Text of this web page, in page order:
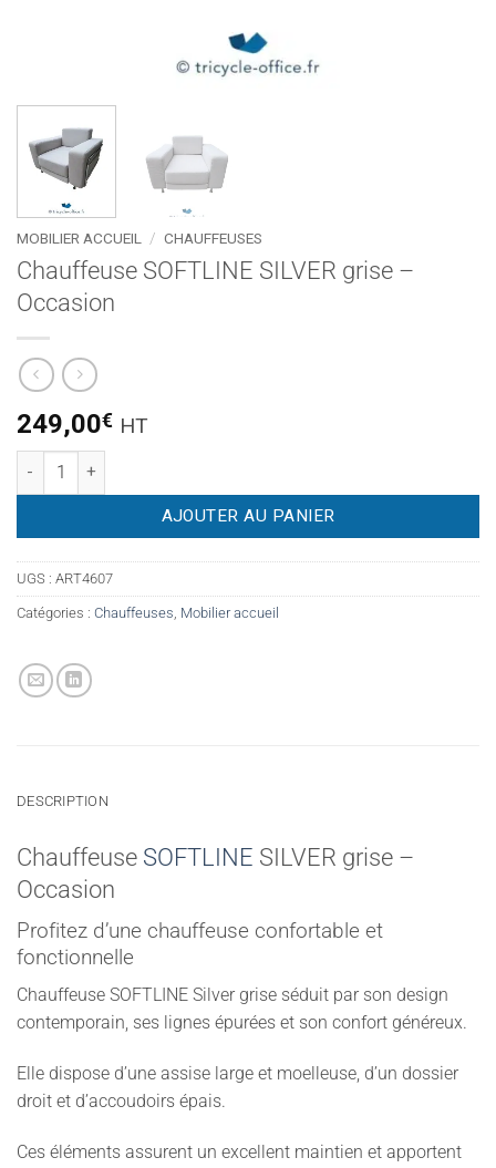
MOBILIER ACCUEIL / CHAUFFEUSES
Chauffeuse SOFTLINE SILVER grise –
Occasion
249,00€ HT
quantité de Chauffeuse SOFTLINE SILVER grise – Occasion
AJOUTER AU PANIER
UGS : ART4607
Catégories : Chauffeuses Mobilier accueil
DESCRIPTION
Chauffeuse SOFTLINE SILVER grise –
Occasion
Profitez d’une chauffeuse confortable et
fonctionnelle
Chauffeuse SOFTLINE Silver grise séduit par son design
contemporain, ses lignes épurées et son confort généreux.
Elle dispose d’une assise large et moelleuse, d’un dossier
droit et d’accoudoirs épais.
Ces éléments assurent un excellent maintien et apportent